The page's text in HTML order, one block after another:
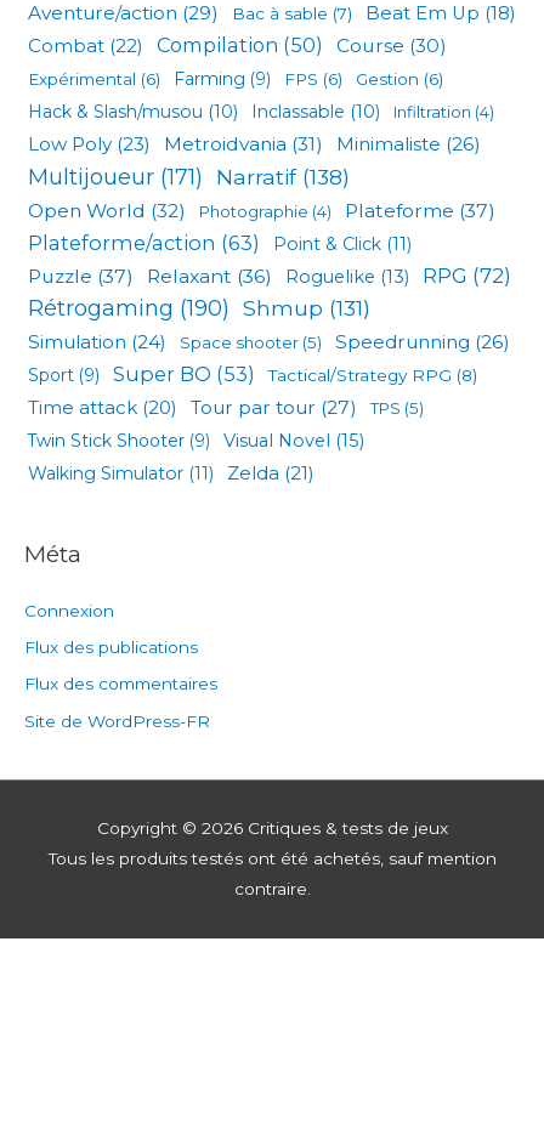
Aventure/action (29) Bac à sable (7) Beat Em Up (18)
Combat (22) Compilation (50) Course (30)
Expérimental (6) Farming (9) FPS (6) Gestion (6)
Hack & Slash/musou (10) Inclassable (10) Infiltration (4)
Low Poly (23) Metroidvania (31) Minimaliste (26)
Multijoueur (171) Narratif(138)
Open World (32) Photographie (4) Plateforme (37)
Plateforme/action (63) Point & Click (11)
Puzzle (37) Relaxant (36) Roguelike (13) RPG (72)
Rétrogaming (190) Shmup (131)
Simulation (24) Space shooter (5) Speedrunning (26)
Sport (9) Super BO (53) Tactical/Strategy RPG (8)
Time attack (20) Tour par tour (27) TPS (5)
Twin Stick Shooter (9) Visual Novel (15)
Walking Simulator (11) Zelda (21)
Méta
Connexion
Flux des publications
Flux des commentaires
Site de WordPress-FR
Copyright © 2026 Critiques & tests de jeux
Tous les produits testés ont été achetés, sauf mention
contraire.